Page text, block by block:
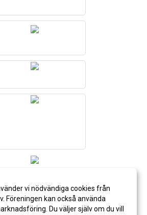
vi nödvändiga cookies från
Föreningen kan också använda
Du väljer själv om du vill